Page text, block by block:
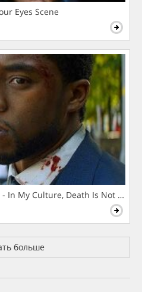
Eyes Scene
In My Culture, Death Is Not The
больше